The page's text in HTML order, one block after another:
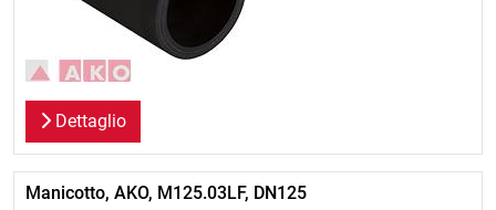
Dettaglio
Manicotto, AKO, M125.03LF, DN125